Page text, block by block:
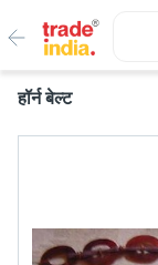
हॉर्न बेल्ट